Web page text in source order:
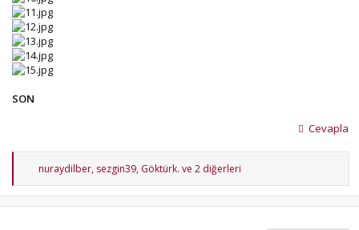
SON
Cevapla
T
p
k
nuraydilber, sezgin39, Göktürk. ve 2 diğerleri